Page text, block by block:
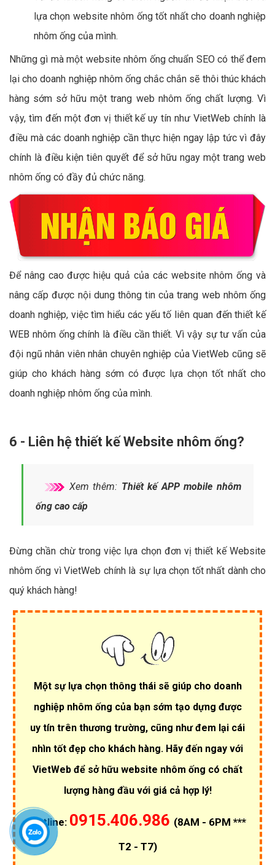
lựa chọn website nhôm ống tốt nhất cho doanh nghiệp
nhôm ống của mình.
Những gì mà một website nhôm ống chuẩn SEO có thể đem
lại cho doanh nghiệp nhôm ống chắc chắn sẽ thôi thúc khách
hàng sớm sở hữu một trang web nhôm ống chất lượng. Vì
vậy, tìm đến một đơn vị thiết kế uy tín như VietWeb chính là
điều mà các doanh nghiệp cần thực hiện ngay lập tức vì đây
chính là điều kiện tiên quyết để sở hữu ngay một trang web
nhôm ống có đầy đủ chức năng.
Để nâng cao được hiệu quả của các website nhôm ống và
nâng cấp được nội dung thông tin của trang web nhôm ống
doanh nghiệp, việc tìm hiểu các yếu tố liên quan đến thiết kế
WEB nhôm ống chính là điều cần thiết. Vì vậy sự tư vấn của
đội ngũ nhân viên nhân chuyên nghiệp của VietWeb cũng sẽ
giúp cho khách hàng sớm có được lựa chọn tốt nhất cho
doanh nghiệp nhôm ống của mình.
6 - Liên hệ thiết kế Website nhôm ống?
Xem thêm: Thiết kế APP mobile nhôm
ống cao cấp
Đừng chần chừ trong việc lựa chọn đơn vị thiết kế Website
nhôm ống vì VietWeb chính là sự lựa chọn tốt nhất dành cho
quý khách hàng!
Một sự lựa chọn thông thái sẽ giúp cho doanh
nghiệp nhôm ống của bạn sớm tạo dựng được
uy tín trên thương trường, cũng như đem lại cái
nhìn tốt đẹp cho khách hàng. Hãy đến ngay với
VietWeb để sở hữu website nhôm ống có chất
lượng hàng đầu với giá cả hợp lý!
Hotline: 0915.406.986 (8AM - 6PM ***
T2 - T7)